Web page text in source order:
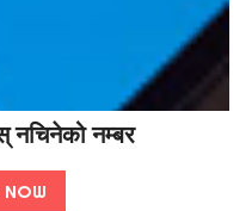
नचिनेको नम्बर